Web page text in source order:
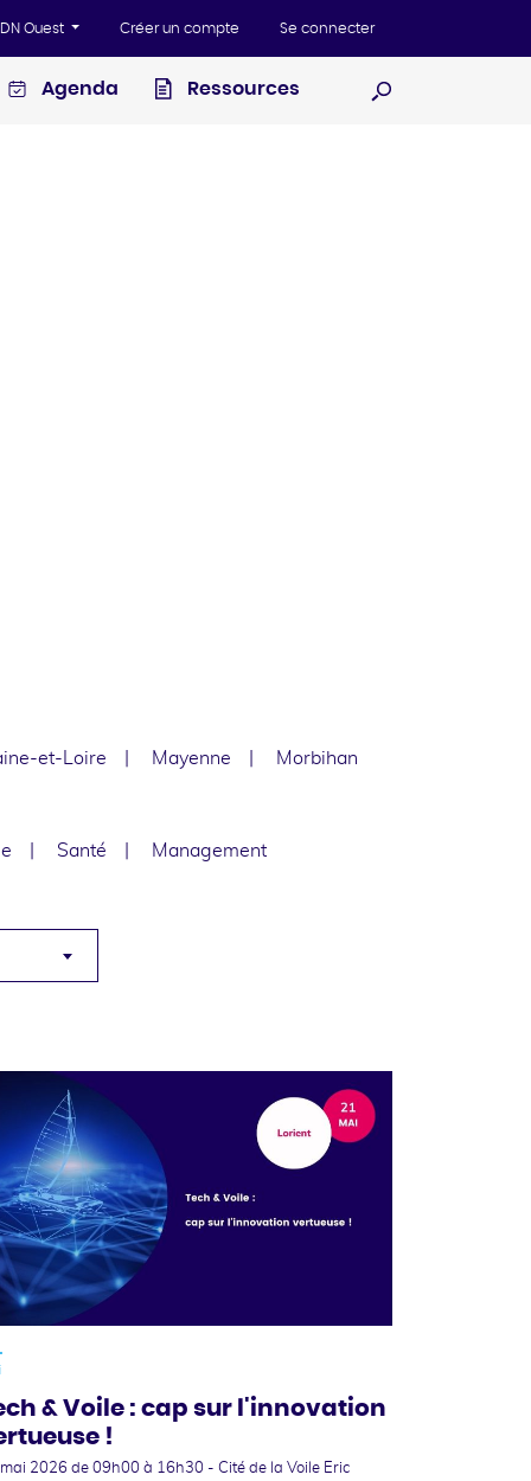
Ouest Créer un compte Se connecter
Agenda
Ressources
et-Loire Mayenne Morbihan
Santé Management
& Voile : cap sur l'innovation
!
2026 de 09h00 à 16h30 - Cité de la Voile Eric